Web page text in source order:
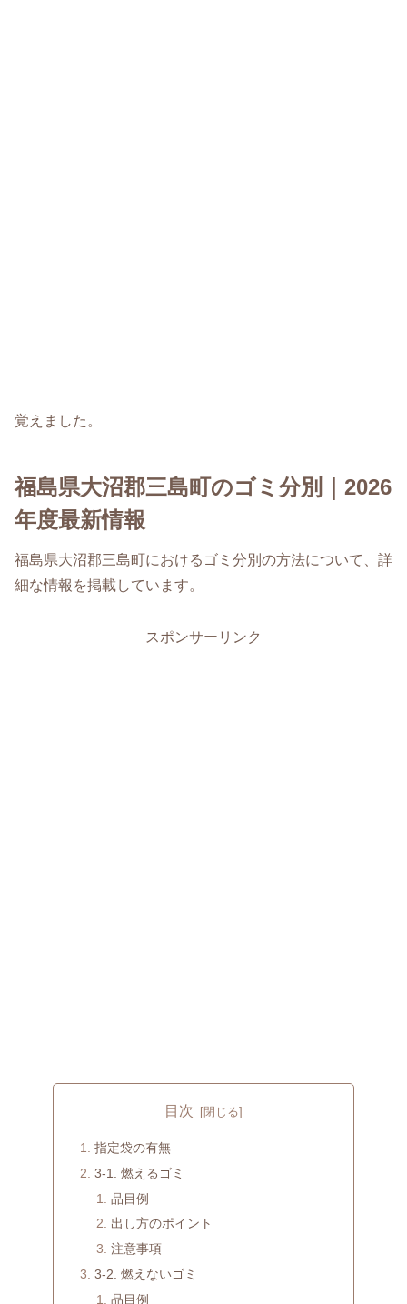
覚えました。
福島県大沼郡三島町のゴミ分別｜2026
年度最新情報
福島県大沼郡三島町におけるゴミ分別の方法について、詳
細な情報を掲載しています。
スポンサーリンク
目次
指定袋の有無
3-1. 燃えるゴミ
品目例
出し方のポイント
注意事項
3-2. 燃えないゴミ
品目例